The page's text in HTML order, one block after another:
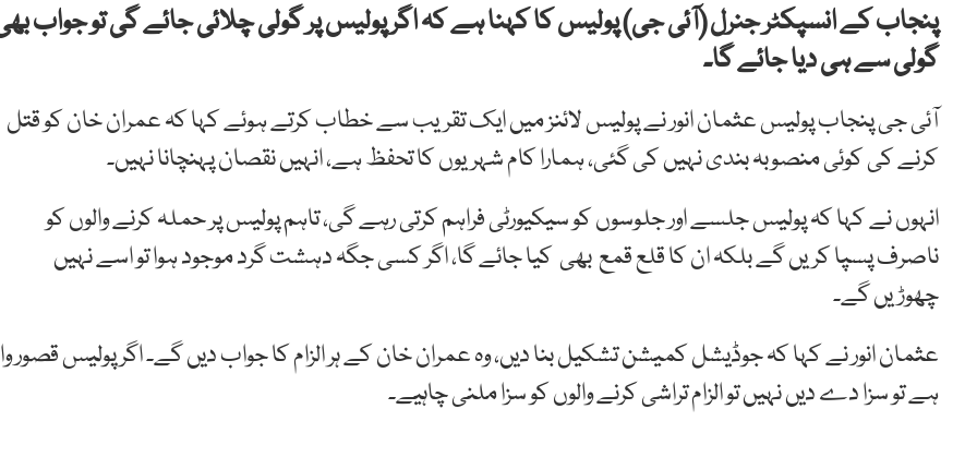
پنجاب کے انسپکٹر جنرل (آئی جی) پولیس کا کہنا ہے کہ اگر پولیس پر گولی چلائی جائے گی تو جواب
گولی سے ہی دیا جائے گا۔
آئی جی پنجاب پولیس عثمان انور نے پولیس لائنز میں ایک تقریب سے خطاب کرتے ہوئے کہا کہ عمران خان کو قتل
کرنے کی کوئی منصوبہ بندی نہیں کی گئی، ہمارا کام شہریوں کا تحفظ ہے، انہیں نقصان پہنچانا نہیں۔
انہوں نے کہا کہ پولیس جلسے اور جلوسوں کو سیکیورٹی فراہم کرتی رہے گی، تاہم پولیس پر حملہ کرنے والوں کو
ناصرف پسپا کریں گے بلکہ ان کا قلع قمع بھی کیا جائے گا، اگر کسی جگہ دہشت گرد موجود ہوا تو اسے نہیں
چھوڑیں گے۔
عثمان انور نے کہا کہ جوڈیشل کمیشن تشکیل بنا دیں، وہ عمران خان کے ہر الزام کا جواب دیں گے۔ اگر پولیس قصور
ہے تو سزا دے دیں نہیں تو الزام تراشی کرنے والوں کو سزا ملنی چاہیے۔